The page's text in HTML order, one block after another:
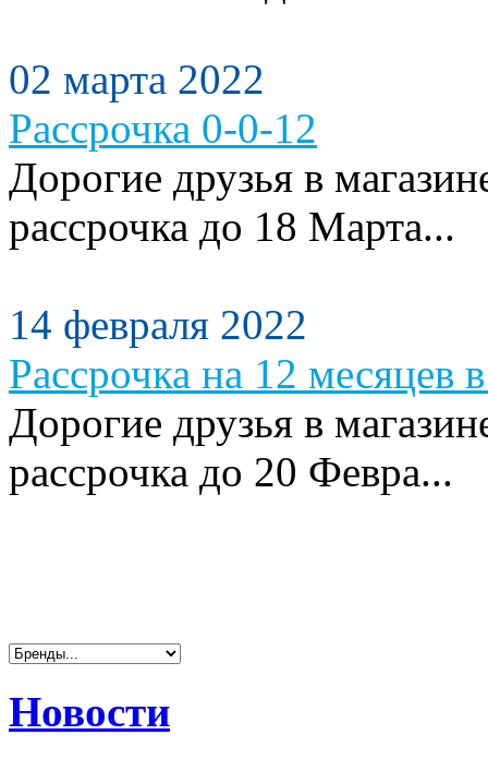
02 марта 2022
Рассрочка 0-0-12
Дорогие друзья в
рассрочка до 18 Марта...
14 февраля 2022
Рассрочка на 12 месяцев
Дорогие друзья в
рассрочка до 20 Февра...
Новости